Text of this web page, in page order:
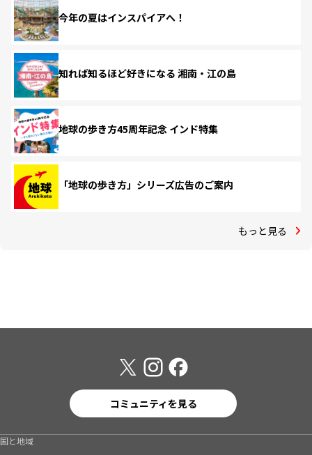
今年の夏はインスパイアへ！
知れば知るほど好きになる 湘南・江の島
地球の歩き方45周年記念 インド特集
「地球の歩き方」シリーズ広告のご案内
もっと見る
コミュニティを見る
国と地域